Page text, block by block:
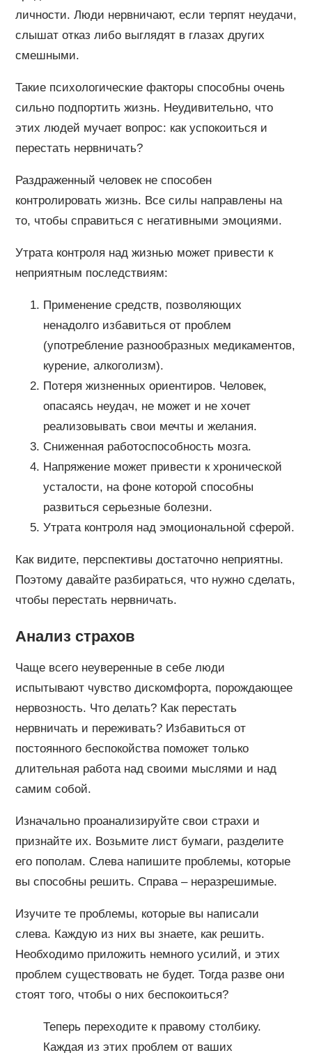
личности. Люди нервничают, если терпят неудачи,
слышат отказ либо выглядят в глазах других
смешными.
Такие психологические факторы способны очень
сильно подпортить жизнь. Неудивительно, что
этих людей мучает вопрос: как успокоиться и
перестать нервничать?
Раздраженный человек не способен
контролировать жизнь. Все силы направлены на
то, чтобы справиться с негативными эмоциями.
Утрата контроля над жизнью может привести к
неприятным последствиям:
Применение средств, позволяющих
ненадолго избавиться от проблем
(употребление разнообразных медикаментов,
курение, алкоголизм).
Потеря жизненных ориентиров. Человек,
опасаясь неудач, не может и не хочет
реализовывать свои мечты и желания.
Сниженная работоспособность мозга.
Напряжение может привести к хронической
усталости, на фоне которой способны
развиться серьезные болезни.
Утрата контроля над эмоциональной сферой.
Как видите, перспективы достаточно неприятны.
Поэтому давайте разбираться, что нужно сделать,
чтобы перестать нервничать.
Анализ страхов
Чаще всего неуверенные в себе люди
испытывают чувство дискомфорта, порождающее
нервозность. Что делать? Как перестать
нервничать и переживать? Избавиться от
постоянного беспокойства поможет только
длительная работа над своими мыслями и над
самим собой.
Изначально проанализируйте свои страхи и
признайте их. Возьмите лист бумаги, разделите
его пополам. Слева напишите проблемы, которые
вы способны решить. Справа – неразрешимые.
Изучите те проблемы, которые вы написали
слева. Каждую из них вы знаете, как решить.
Необходимо приложить немного усилий, и этих
проблем существовать не будет. Тогда разве они
стоят того, чтобы о них беспокоиться?
Теперь переходите к правому столбику.
Каждая из этих проблем от ваших